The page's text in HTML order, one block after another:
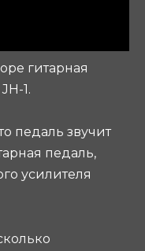
гитарная
1.
педаль звучит
педаль,
усилителя